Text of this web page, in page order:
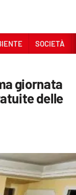
SOCIETÀ
giornata
delle